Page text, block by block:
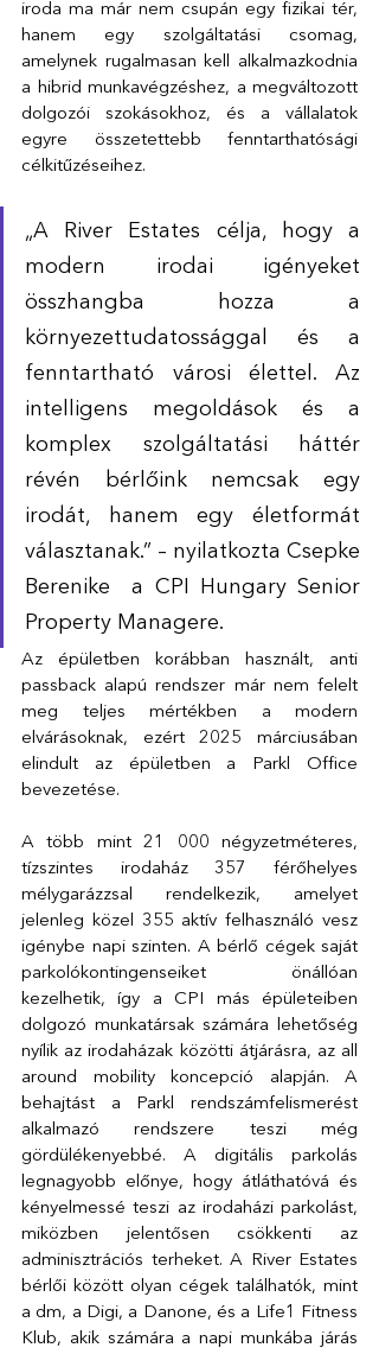
iroda ma már nem csupán egy fizikai tér,
hanem egy szolgáltatási csomag,
amelynek rugalmasan kell alkalmazkodnia
a hibrid munkavégzéshez, a megváltozott
dolgozói szokásokhoz, és a vállalatok
egyre összetettebb fenntarthatósági
célkitűzéseihez.
„A River Estates célja, hogy a
modern irodai igényeket
összhangba hozza a
környezettudatossággal és a
fenntartható városi élettel. Az
intelligens megoldások és a
komplex szolgáltatási háttér
révén bérlőink nemcsak egy
irodát, hanem egy életformát
választanak.” – nyilatkozta Csepke
Berenike  a CPI Hungary Senior
Property Managere.
Az épületben korábban használt, anti
passback alapú rendszer már nem felelt
meg teljes mértékben a modern
elvárásoknak, ezért 2025 márciusában
elindult az épületben a Parkl Office
bevezetése.
A több mint 21 000 négyzetméteres,
tízszintes irodaház 357 férőhelyes
mélygarázzsal rendelkezik, amelyet
jelenleg közel 355 aktív felhasználó vesz
igénybe napi szinten. A bérlő cégek saját
parkolókontingenseiket önállóan
kezelhetik, így a CPI más épületeiben
dolgozó munkatársak számára lehetőség
nyílik az irodaházak közötti átjárásra, az all
around mobility koncepció alapján. A
behajtást a Parkl rendszámfelismerést
alkalmazó rendszere teszi még
gördülékenyebbé. A digitális parkolás
legnagyobb előnye, hogy átláthatóvá és
kényelmessé teszi az irodaházi parkolást,
miközben jelentősen csökkenti az
adminisztrációs terheket. A River Estates
bérlői között olyan cégek találhatók, mint
a dm, a Digi, a Danone, és a Life1 Fitness
Klub, akik számára a napi munkába járás